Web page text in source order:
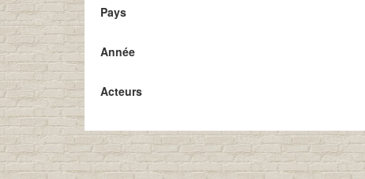
Pays
Année
Acteurs